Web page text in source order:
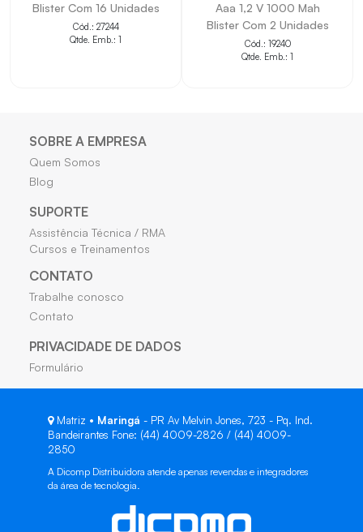
Blister Com 16 Unidades
Cód.: 27244
Qtde. Emb.: 1
Aaa 1,2 V 1000 Mah
Blister Com 2 Unidades
Cód.: 19240
Qtde. Emb.: 1
SOBRE A EMPRESA
Quem Somos
Blog
SUPORTE
Assistência Técnica / RMA
Cursos e Treinamentos
CONTATO
Trabalhe conosco
Contato
PRIVACIDADE DE DADOS
Formulário
Matriz • Maringá - PR Av Melvin Jones, 723 - Pq. Ind.
Bandeirantes Fone: (44) 4009-2826 / (44) 4009-
2850
A Dicomp Distribuidora atende apenas revendas e integradores
da área de tecnologia.